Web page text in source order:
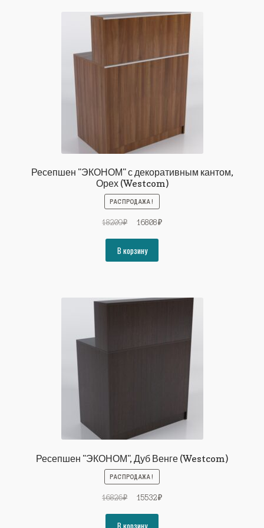
Ресепшен "ЭКОНОМ" с декоративным кантом,
Орех (Westcom)
РАСПРОДАЖА!
18209₽
Первоначальная
составляла
18209₽.
16808₽Текущая
В корзину
Ресепшен "ЭКОНОМ", Дуб Венге (Westcom)
РАСПРОДАЖА!
16826₽
Первоначальная
составляла
15532₽Текущая
В корзину